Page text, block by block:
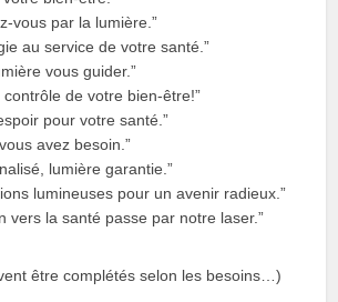
vous par la lumière.”
au service de votre santé.”
vous guider.”
contrôle de votre bien-être!”
pour votre santé.”
avez besoin.”
lumière garantie.”
lumineuses pour un avenir radieux.”
vers la santé passe par notre laser.”
être complétés selon les besoins…)